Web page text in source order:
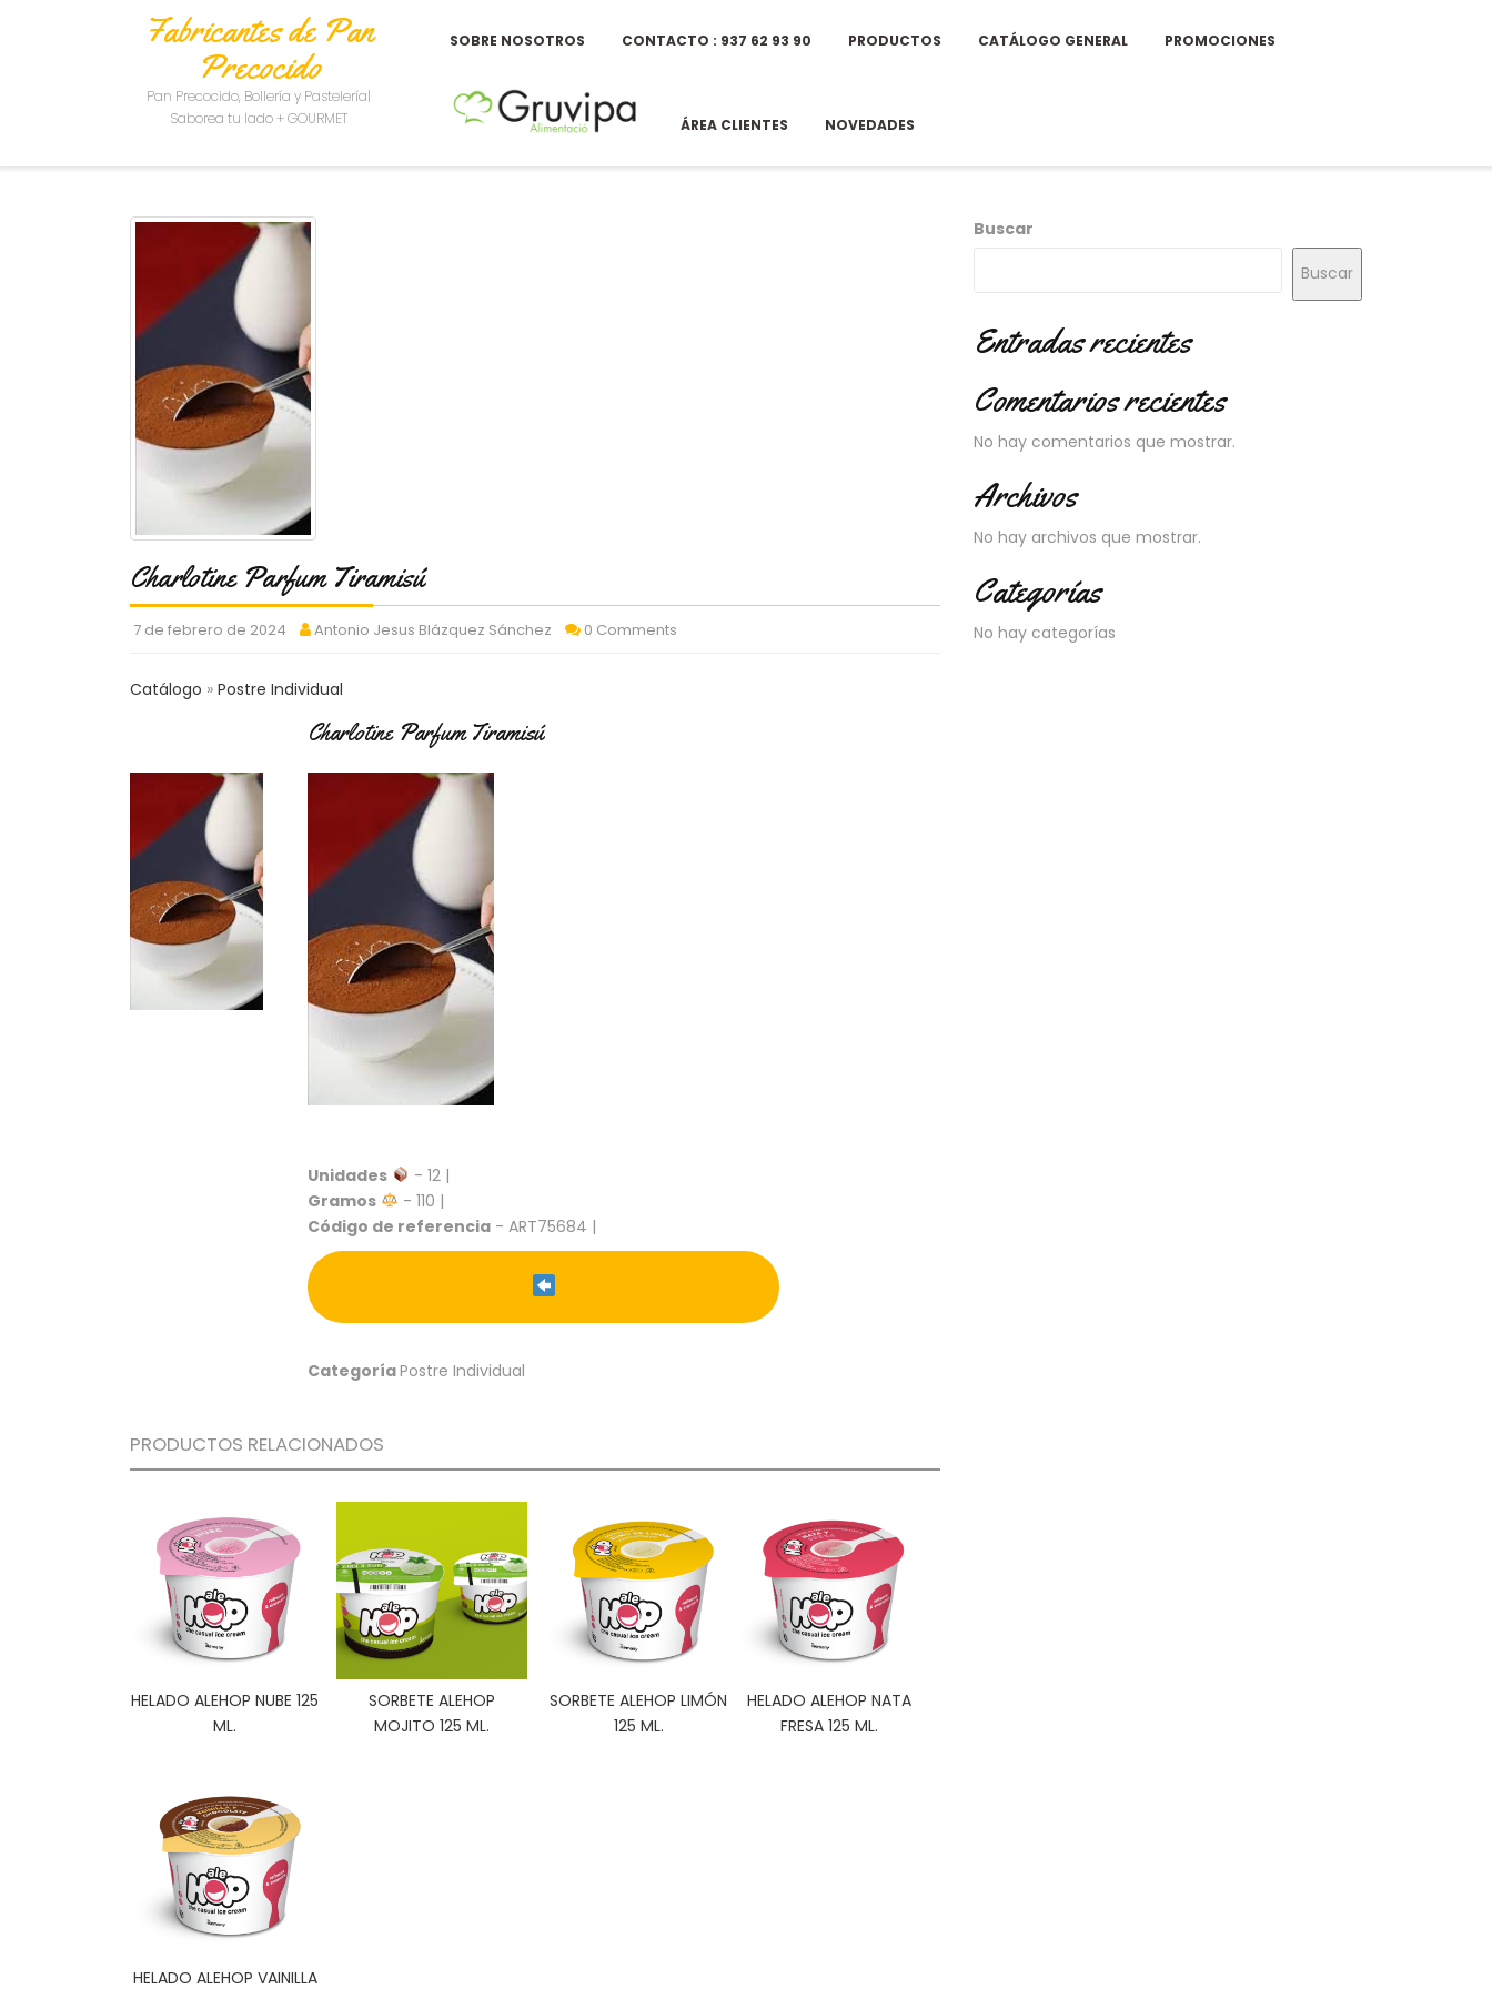
Fabricantes de Pan
Precocido
Pan Precocido, Bollería y Pastelería|
Saborea tu lado + GOURMET
SOBRE NOSOTROS CONTACTO : 937 62 93 90 PRODUCTOS CATÁLOGO GENERAL PROMOCIONES
ÁREA CLIENTES NOVEDADES
Charlotine Parfum Tiramisú
7 de febrero de 2024 Antonio Jesus Blázquez Sánchez 0 Comments
Catálogo Postre Individual
Charlotine Parfum Tiramisú
Unidades
- 12 |
Gramos
- 110 |
Código de referencia - ART75684 |
CategoríaPostre Individual
PRODUCTOS RELACIONADOS
HELADO ALEHOP NUBE 125
ML.
SORBETE ALEHOP
MOJITO 125 ML.
SORBETE ALEHOP LIMÓN
125 ML.
HELADO ALEHOP NATA
FRESA 125 ML.
HELADO ALEHOP VAINILLA
Buscar
Buscar
Entradas recientes
Comentarios recientes
No hay comentarios que mostrar.
Archivos
No hay archivos que mostrar.
Categorías
No hay categorías